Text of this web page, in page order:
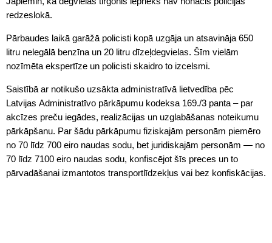
redzeslokā.
Pārbaudes laikā garāžā policisti kopā uzgāja un atsavināja 650
litru nelegālā benzīna un 20 litru dīzeļdegvielas. Šīm vielām
nozīmēta ekspertīze un policisti skaidro to izcelsmi.
Saistībā ar notikušo uzsākta administratīvā lietvedība pēc
Latvijas Administratīvo pārkāpumu kodeksa 169./3 panta – par
akcīzes preču iegādes, realizācijas un uzglabāšanas noteikumu
pārkāpšanu. Par šādu pārkāpumu fiziskajām personām piemēro
no 70 līdz 700 eiro naudas sodu, bet juridiskajām personām — no
70 līdz 7100 eiro naudas sodu, konfiscējot šīs preces un to
pārvadāšanai izmantotos transportlīdzekļus vai bez konfiskācijas.